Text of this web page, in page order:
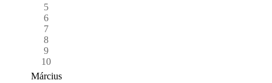
5
6
7
8
9
10
Március